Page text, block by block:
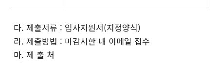
다. 제출서류 : 입사지원서(지정양식)
라. 제출방법 : 마감시한 내 이메일 접수
마. 제 출 처